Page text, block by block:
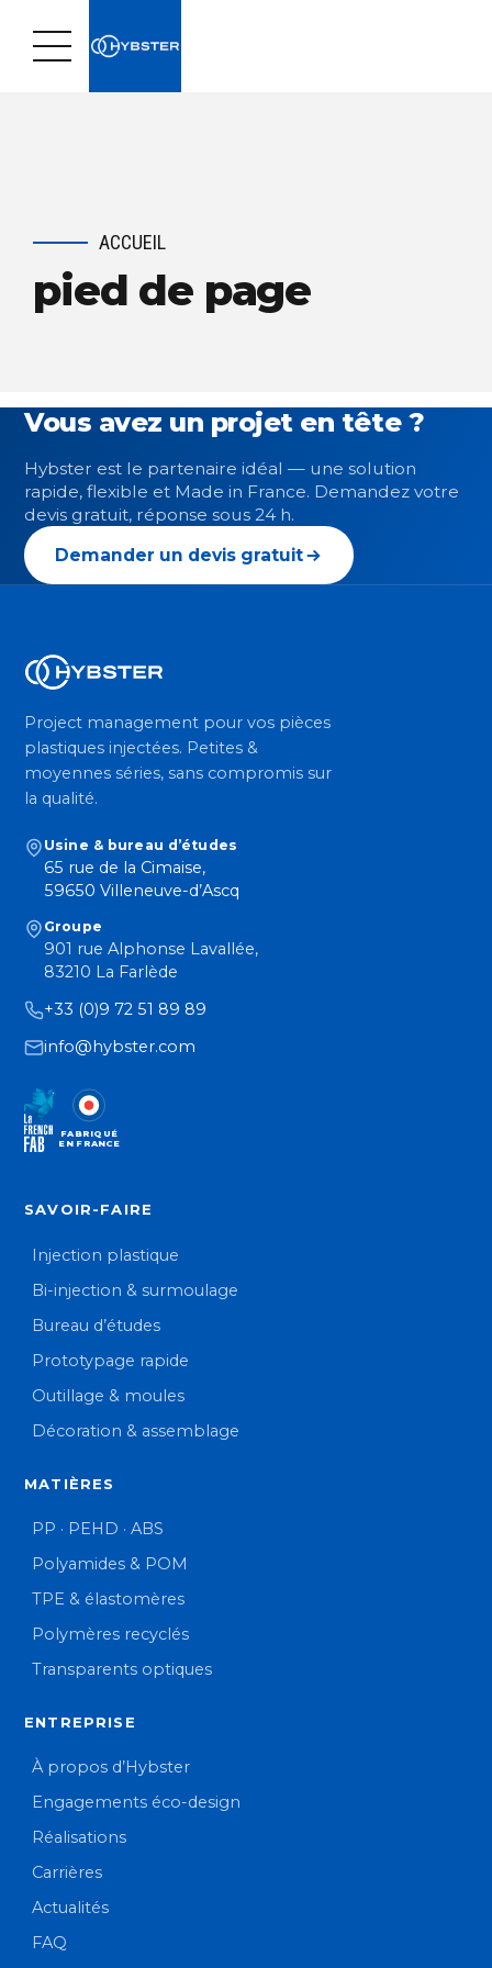
ACCUEIL
pied de page
Vous avez un projet en tête ?
Hybster est le partenaire idéal — une solution
rapide, flexible et Made in France. Demandez votre
devis gratuit, réponse sous 24 h.
Demander un devis gratuit
Project management pour vos pièces
plastiques injectées. Petites &
moyennes séries, sans compromis sur
la qualité.
Usine & bureau d’études
65 rue de la Cimaise,
59650 Villeneuve-d’Ascq
Groupe
901 rue Alphonse Lavallée,
83210 La Farlède
+33 (0)9 72 51 89 89
info@hybster.com
FABRIQUÉ
EN FRANCE
SAVOIR-FAIRE
Injection plastique
Bi-injection & surmoulage
Bureau d’études
Prototypage rapide
Outillage & moules
Décoration & assemblage
MATIÈRES
PP · PEHD · ABS
Polyamides & POM
TPE & élastomères
Polymères recyclés
Transparents optiques
ENTREPRISE
À propos d’Hybster
Engagements éco-design
Réalisations
Carrières
Actualités
FAQ